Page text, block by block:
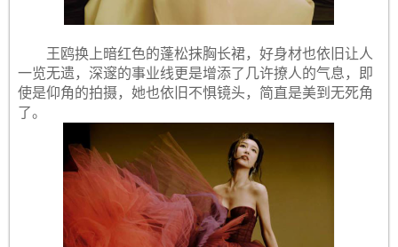
王鸥换上暗红色的蓬松抹胸长裙，好身材也依旧让人
一览无遗，深邃的事业线更是增添了几许撩人的气息，即
使是仰角的拍摄，她也依旧不惧镜头，简直是美到无死角
了。